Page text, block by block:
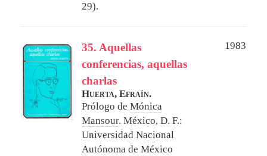
29).
35. Aquellas
conferencias, aquellas
charlas
1983
Huerta, Efraín.
Prólogo de Mónica
Mansour. México, D. F.:
Universidad Nacional
Autónoma de México